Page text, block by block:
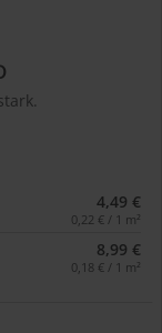
4,49 €
0,22 € / 1 m²
8,99 €
0,18 € / 1 m²